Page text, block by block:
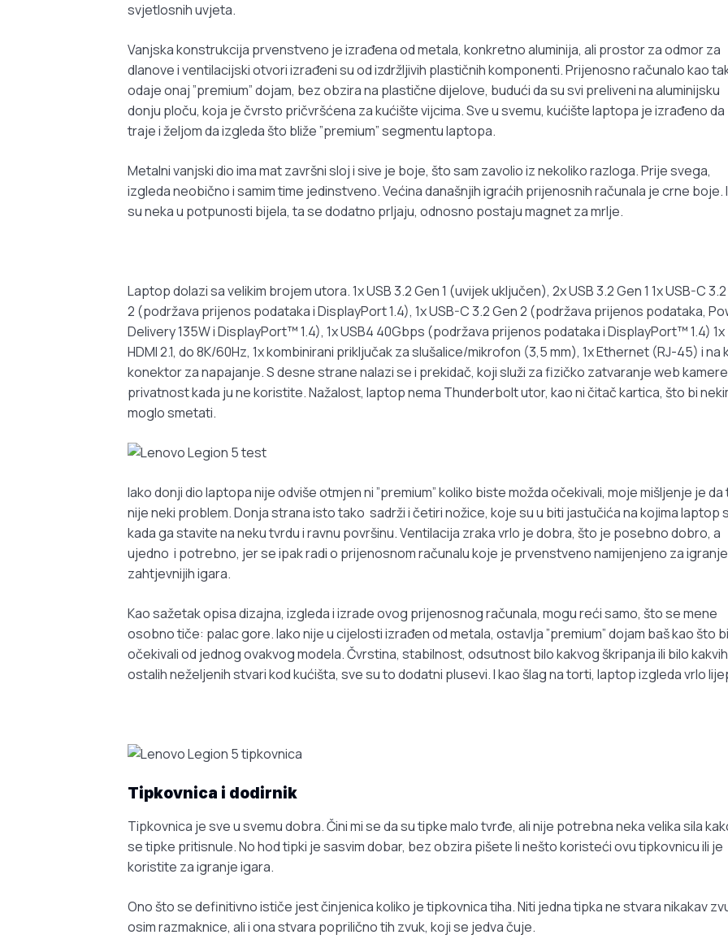
svjetlosnih uvjeta.
Vanjska konstrukcija prvenstveno je izrađena od metala, konkretno aluminija, ali prostor za odmor za
dlanove i ventilacijski otvori izrađeni su od izdržljivih plastičnih komponenti. Prijenosno računalo kao
odaje onaj ”premium” dojam, bez obzira na plastične dijelove, budući da su svi preliveni na aluminijsku
donju ploču, koja je čvrsto pričvršćena za kućište vijcima. Sve u svemu, kućište laptopa je izrađeno da
traje i željom da izgleda što bliže ”premium” segmentu laptopa.
Metalni vanjski dio ima mat završni sloj i sive je boje, što sam zavolio iz nekoliko razloga. Prije svega,
izgleda neobično i samim time jedinstveno. Većina današnjih igraćih prijenosnih računala je crne boje.
su neka u potpunosti bijela, ta se dodatno prljaju, odnosno postaju magnet za mrlje.
Laptop dolazi sa velikim brojem utora. 1x USB 3.2 Gen 1 (uvijek uključen), 2x USB 3.2 Gen 1 1x USB-C
2 (podržava prijenos podataka i DisplayPort 1.4), 1x USB-C 3.2 Gen 2 (podržava prijenos podataka,
Delivery 135W i DisplayPort™ 1.4), 1x USB4 40Gbps (podržava prijenos podataka i DisplayPort™ 1.4) 1x
HDMI 2.1, do 8K/60Hz, 1x kombinirani priključak za slušalice/mikrofon (3,5 mm), 1x Ethernet (RJ-45) i na
konektor za napajanje. S desne strane nalazi se i prekidač, koji služi za fizičko zatvaranje web
privatnost kada ju ne koristite. Nažalost, laptop nema Thunderbolt utor, kao ni čitač kartica, što bi
moglo smetati.
Iako donji dio laptopa nije odviše otmjen ni ”premium” koliko biste možda očekivali, moje mišljenje je da
nije neki problem. Donja strana isto tako sadrži i četiri nožice, koje su u biti jastučića na kojima laptop
kada ga stavite na neku tvrdu i ravnu površinu. Ventilacija zraka vrlo je dobra, što je posebno dobro, a
ujedno i potrebno, jer se ipak radi o prijenosnom računalu koje je prvenstveno namijenjeno za igranje
zahtjevnijih igara.
Kao sažetak opisa dizajna, izgleda i izrade ovog prijenosnog računala, mogu reći samo, što se mene
osobno tiče: palac gore. Iako nije u cijelosti izrađen od metala, ostavlja ”premium” dojam baš kao što
očekivali od jednog ovakvog modela. Čvrstina, stabilnost, odsutnost bilo kakvog škripanja ili bilo kakvih
ostalih neželjenih stvari kod kućišta, sve su to dodatni plusevi. I kao šlag na torti, laptop izgleda vrlo
Tipkovnica i dodirnik
Tipkovnica je sve u svemu dobra. Čini mi se da su tipke malo tvrđe, ali nije potrebna neka velika sila
se tipke pritisnule. No hod tipki je sasvim dobar, bez obzira pišete li nešto koristeći ovu tipkovnicu ili je
koristite za igranje igara.
Ono što se definitivno ističe jest činjenica koliko je tipkovnica tiha. Niti jedna tipka ne stvara nikakav
osim razmaknice, ali i ona stvara poprilično tih zvuk, koji se jedva čuje.